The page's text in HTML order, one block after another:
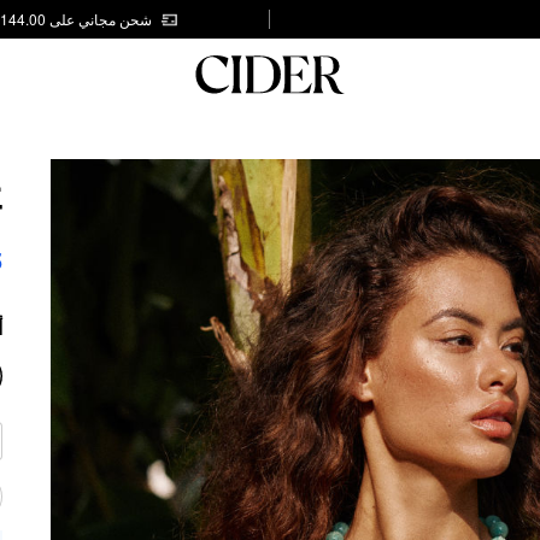
شحن مجاني على AED 144.00